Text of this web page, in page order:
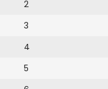
2
3
4
5